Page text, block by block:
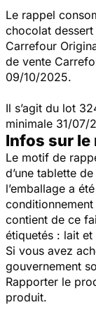
Le rappel
chocolat
Carrefour
de vente
09/10/2025.
Il s’agit du lot
minimale 31/07/
Infos sur le
Le motif de
d’une tablette de
l’emballage a
conditionnement
contient de ce
étiquetés : lait et
Si vous avez
gouvernement
Rapporter le
produit.